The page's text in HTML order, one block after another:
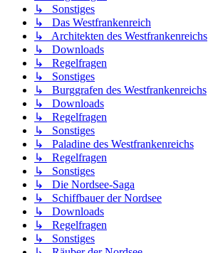
↳ Sonstiges
↳ Das Westfrankenreich
↳ Architekten des Westfrankenreichs
↳ Downloads
↳ Regelfragen
↳ Sonstiges
↳ Burggrafen des Westfrankenreichs
↳ Downloads
↳ Regelfragen
↳ Sonstiges
↳ Paladine des Westfrankenreichs
↳ Regelfragen
↳ Sonstiges
↳ Die Nordsee-Saga
↳ Schiffbauer der Nordsee
↳ Downloads
↳ Regelfragen
↳ Sonstiges